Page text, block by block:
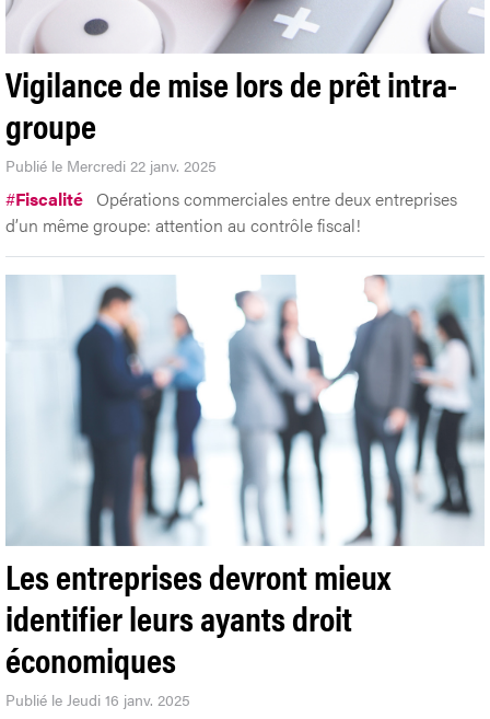
Vigilance de mise lors de prêt intra-
groupe
Publié le Mercredi 22 janv. 2025
#Fiscalité Opérations commerciales entre deux entreprises
d’un même groupe: attention au contrôle fiscal!
Les entreprises devront mieux
identifier leurs ayants droit
économiques
Publié le Jeudi 16 janv. 2025